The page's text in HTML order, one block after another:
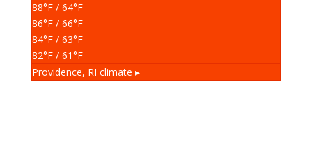
88°F/ 64°F
86°F/ 66°F
84°F/ 63°F
82°F/ 61°F
Providence, RI climate ▸